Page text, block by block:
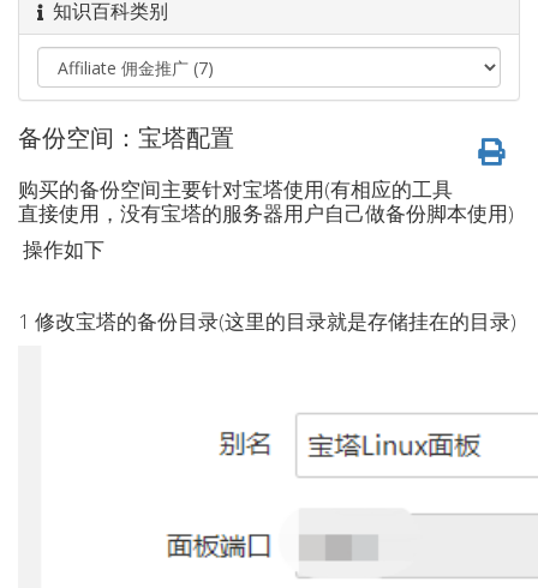
知识百科类别
备份空间：宝塔配置
购买的备份空间主要针对宝塔使用(有相应的工具
直接使用，没有宝塔的服务器用户自己做备份脚本使用)
操作如下
1 修改宝塔的备份目录(这里的目录就是存储挂在的目录)